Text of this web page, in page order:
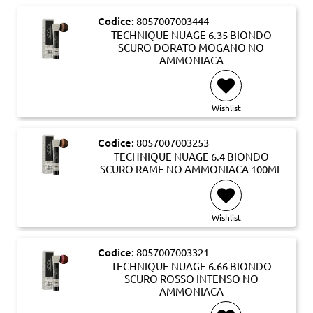
Codice: 8057007003444
TECHNIQUE NUAGE 6.35 BIONDO
SCURO DORATO MOGANO NO
AMMONIACA
Wishlist
Codice: 8057007003253
TECHNIQUE NUAGE 6.4 BIONDO
SCURO RAME NO AMMONIACA 100ML
Wishlist
Codice: 8057007003321
TECHNIQUE NUAGE 6.66 BIONDO
SCURO ROSSO INTENSO NO
AMMONIACA